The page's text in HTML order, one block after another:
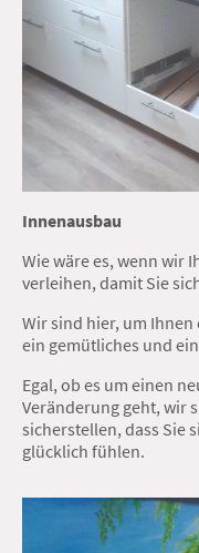
Innenausbau
Wie wäre es, wenn wir
verleihen, damit Sie
Wir sind hier, um
ein gemütliches und
Egal, ob es um einen
Veränderung geht, wir
sicherstellen, dass Sie
glücklich fühlen.